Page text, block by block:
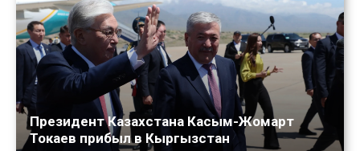
Президент Казахстана Касым-Жомарт
Токаев прибыл в Кыргызстан